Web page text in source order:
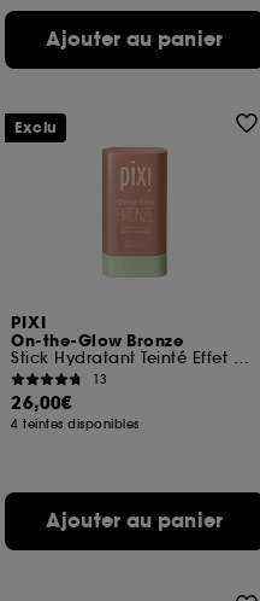
Ajouter au panier
PIXI
On-the-Glow Bronze
Stick Hydratant Teinté Effet Bonne Mine
13
26,00€
4 teintes disponibles
Ajouter au panier
Exclu